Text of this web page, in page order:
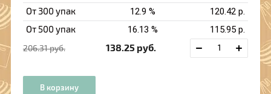
От 300 упак
12.9 % 120.42 р.
От 500 упак
16.13 % 115.95 р.
206.31руб. 138.25 руб.
В корзину